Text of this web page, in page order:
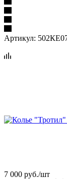
Артикул:
7 000 руб./шт